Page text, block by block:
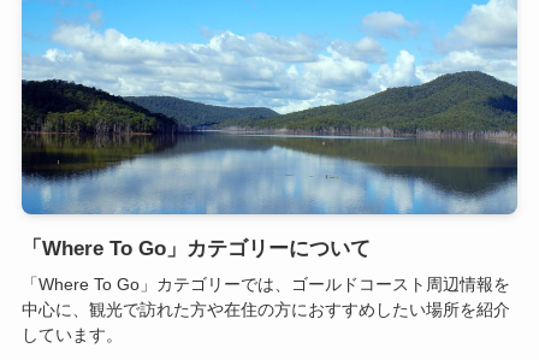
「Where To Go」カテゴリーについて
「Where To Go」カテゴリーでは、ゴールドコースト周辺情報を
中心に、観光で訪れた方や在住の方におすすめしたい場所を紹介
しています。